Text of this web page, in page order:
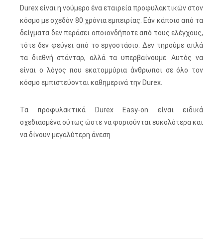
Durex είναι η νούμερο ένα εταιρεία προφυλακτικών στον
κόσμο με σχεδόν 80 χρόνια εμπειρίας. Εάν κάποιο από τα
δείγματα δεν περάσει οποιονδήποτε από τους ελέγχους,
τότε δεν φεύγει από το εργοστάσιο. Δεν τηρούμε απλά
τα διεθνή στάνταρ, αλλά τα υπερβαίνουμε. Αυτός να
είναι ο λόγος που εκατομμύρια άνθρωποι σε όλο τον
κόσμο εμπιστεύονται καθημερινά την Durex.
Τα προφυλακτικά Durex Easy-on είναι ειδικά
σχεδιασμένα ούτως ώστε να φοριούνται ευκολότερα και
να δίνουν μεγαλύτερη άνεση